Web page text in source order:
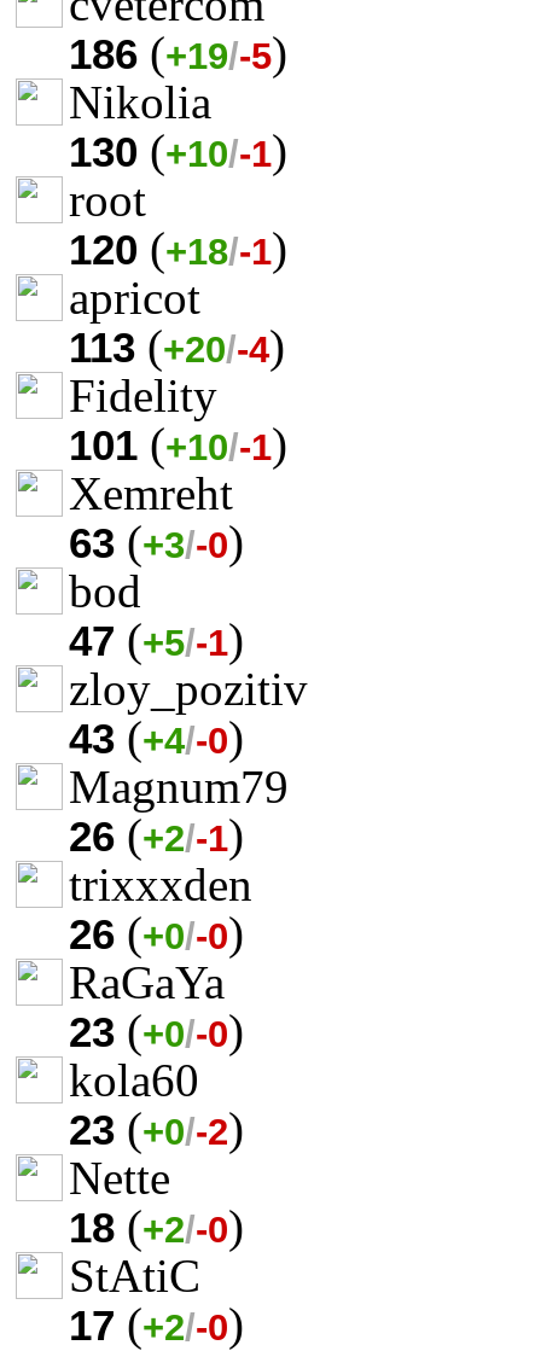
186 (+19/-5)
Nikolia
130 (+10/-1)
root
120 (+18/-1)
apricot
113 (+20/-4)
Fidelity
101 (+10/-1)
Xemreht
63 (+3/-0)
bod
47 (+5/-1)
zloy_pozitiv
43 (+4/-0)
Magnum79
26 (+2/-1)
trixxxden
26 (+0/-0)
RaGaYa
23 (+0/-0)
kola60
23 (+0/-2)
Nette
18 (+2/-0)
StAtiC
17 (+2/-0)